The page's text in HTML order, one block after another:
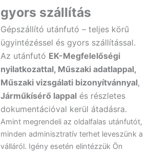
gyors szállítás
Gépszállító utánfutó – teljes körű
ügyintézéssel és gyors szállítással.
Az utánfutó EK-Megfelelőségi
nyilatkozattal, Műszaki adatlappal,
Műszaki vizsgálati bizonyítvánnyal,
Járműkísérő lappalés részletes
dokumentációval kerül átadásra.
Amint megrendeli az oldalfalas utánfutót,
minden adminisztratív terhet leveszünk a
válláról. Igény esetén elintézzük Ön